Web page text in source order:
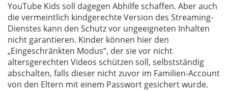
YouTube Kids soll dagegen Abhilfe schaffen. Aber auch
die vermeintlich kindgerechte Version des Streaming-
Dienstes kann den Schutz vor ungeeigneten Inhalten
nicht garantieren. Kinder können hier den
„Eingeschränkten Modus“, der sie vor nicht
altersgerechten Videos schützen soll, selbstständig
abschalten, falls dieser nicht zuvor im Familien-Account
von den Eltern mit einem Passwort gesichert wurde.